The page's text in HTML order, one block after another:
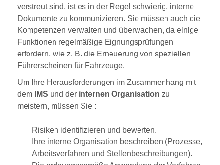
verstreut sind, ist es in der Regel schwierig, interne
Dokumente zu kommunizieren. Sie müssen auch die
Kompetenzen verwalten und überwachen, da einige
Funktionen regelmäßige Eignungsprüfungen
erfordern, wie z. B. die Erneuerung von speziellen
Führerscheinen für Fahrzeuge.
Um Ihre Herausforderungen im Zusammenhang mit
dem
IMS und der internen Organisation zu
meistern, müssen Sie :
Risiken identifizieren und bewerten.
Ihre interne Organisation beschreiben (Prozesse,
Arbeitsverfahren und Stellenbeschreibungen).